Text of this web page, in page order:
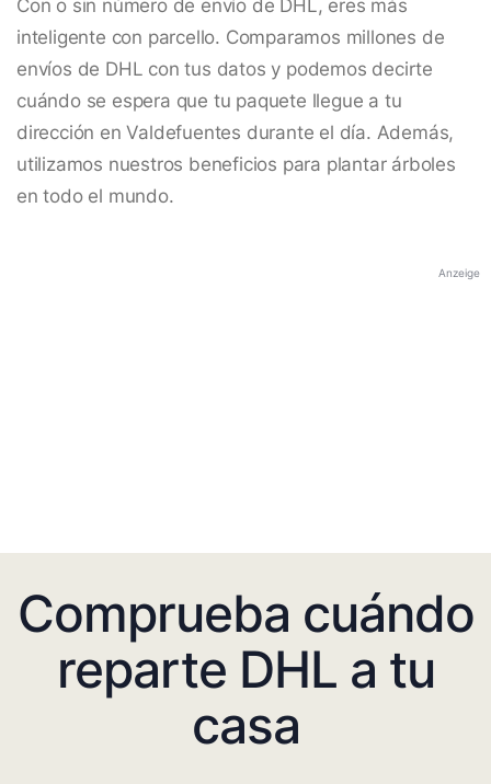
Con o sin número de envío de DHL, eres más
inteligente con parcello. Comparamos millones de
envíos de DHL con tus datos y podemos decirte
cuándo se espera que tu paquete llegue a tu
dirección en Valdefuentes durante el día. Además,
utilizamos nuestros beneficios para plantar árboles
en todo el mundo.
Anzeige
Comprueba cuándo
reparte DHL a tu
casa